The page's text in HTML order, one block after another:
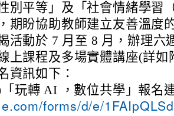
性別平等」及「社會情緒學習
期盼協助教師建立友善溫度
活動於 7 月至 8 月，辦理六
上課程及多場實體講座(詳如
資訊如下：
「玩轉 AI ，數位共學」報名
e.com/forms/d/e/